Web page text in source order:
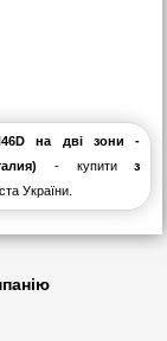
на дві зони -
- купитиз
України.